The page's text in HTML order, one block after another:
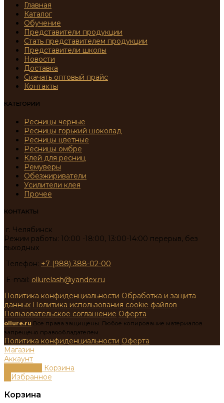
Главная
Каталог
Обучение
Представители продукции
Стать представителем продукции
Представители школы
Новости
Доставка
Скачать оптовый прайс
Контакты
КАТЕГОРИИ
Ресницы черные
Ресницы горький шоколад
Ресницы цветные
Ресницы омбре
Клей для ресниц
Ремуверы
Обезжириватели
Усилители клея
Прочее
КОНТАКТЫ
г. Челябинск
Режим работы: 10:00 -18:00, 13:00-14:00 перерыв, без
выходных
Телефон: +7 (988) 388-02-00
E-mail: ollurelash@yandex.ru
Политика конфиденциальности Обработка и защита
данных Политика использования cookie файлов
Пользовательское соглашение Оферта
ollure.ru Все права защищены. Любое копирование материалов
запрещено правообладателем.
Политика конфиденциальности Оферта
Магазин
Аккаунт
Корзина
Избранное
Корзина